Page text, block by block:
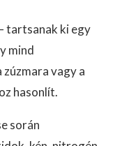
tartsanak ki egy
mind
vagy a
hasonlít.
során